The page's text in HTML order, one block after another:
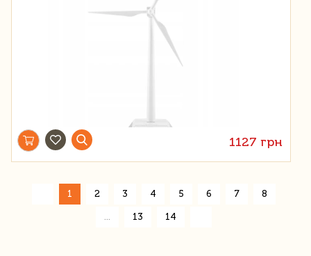
1127 грн
1 2 3 4 5 6 7 8
13 14